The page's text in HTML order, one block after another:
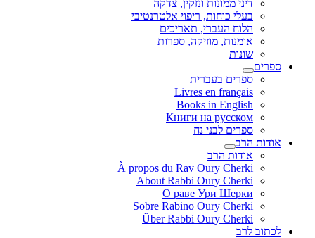
דיני ממונות ונזקין, צדקה
בעלי כוחות, ריפוי אלטרנטיבי
הלוח העברי, תאריכים
אומנות, מוזיקה, ספרות
שונות
ספרים
ספרים בעברית
Livres en français
Books in English
Книги на русском
ספרים לבני נח
אודות הרב
אודות הרב
À propos du Rav Oury Cherki
About Rabbi Oury Cherki
О раве Ури Шерки
Sobre Rabino Oury Cherki
Über Rabbi Oury Cherki
לכתוב לרב